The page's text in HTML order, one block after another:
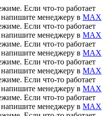
Если что-то работает
менеджеру в MAX
Если что-то работает
менеджеру в MAX
Если что-то работает
менеджеру в MAX
Если что-то работает
менеджеру в MAX
Если что-то работает
менеджеру в MAX
Если что-то работает
менеджеру в MAX